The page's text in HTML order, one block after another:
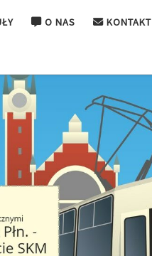
O NAS KONTAKT